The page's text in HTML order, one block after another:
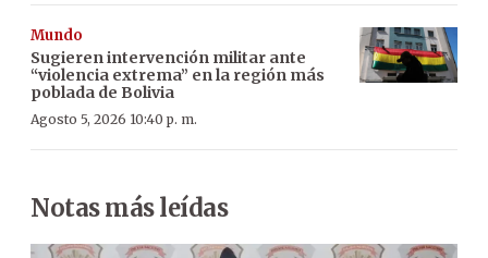
Mundo
Sugieren intervención militar ante
“violencia extrema” en la región más
poblada de Bolivia
Agosto 5, 2026 10:40 p. m.
Notas más leídas